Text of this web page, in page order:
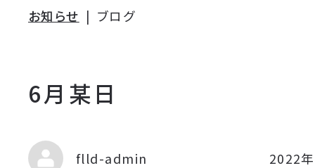
お知らせ ブログ
6月某日
2022
flld-admin